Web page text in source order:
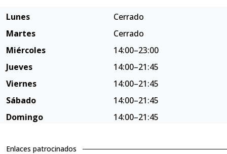
Lunes
Cerrado
Martes
Cerrado
Miércoles
14:00–23:00
Jueves
14:00–21:45
Viernes
14:00–21:45
Sábado
14:00–21:45
Domingo
14:00–21:45
Enlaces patrocinados